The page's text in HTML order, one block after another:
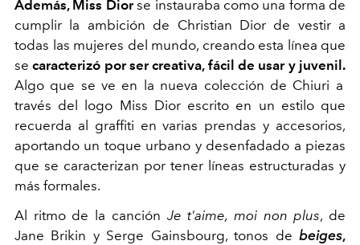
Además, Miss Diorse instauraba como una forma de
cumplir la ambición de Christian Dior de vestir a
todas las mujeres del mundo, creando esta línea que
se caracterizó por ser creativa, fácil de usar y juvenil.
Algo que se ve en la nueva colección de Chiuri a
través del logo Miss Dior escrito en un estilo que
recuerda al graffiti en varias prendas y accesorios,
aportando un toque urbano y desenfadado a piezas
que se caracterizan por tener líneas estructuradas y
más formales.
Al ritmo de la canción Je t'aime, moi non plus, de
Jane Brikin y Serge Gainsbourg, tonos de beiges,